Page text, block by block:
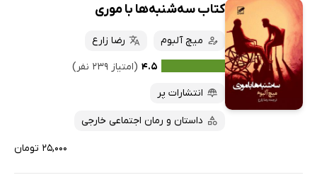
کتاب سه‌شنبه‌ها با موری
میچ آلبوم
رضا زارع
۴.۵ (امتیاز ۲۳۹ نفر)
انتشارات پر
داستان و رمان اجتماعی خارجی
۲۵,۰۰۰ تومان